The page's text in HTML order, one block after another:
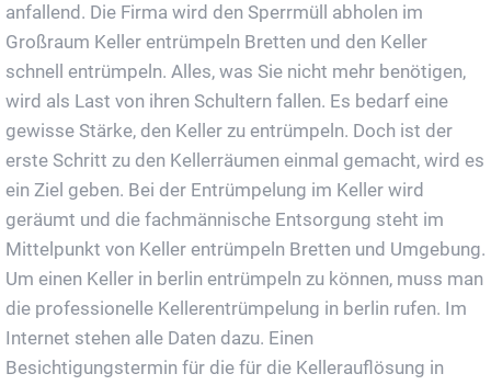
anfallend. Die Firma wird den Sperrmüll abholen im
Großraum Keller entrümpeln Bretten und den Keller
schnell entrümpeln. Alles, was Sie nicht mehr benötigen,
wird als Last von ihren Schultern fallen. Es bedarf eine
gewisse Stärke, den Keller zu entrümpeln. Doch ist der
erste Schritt zu den Kellerräumen einmal gemacht, wird es
ein Ziel geben. Bei der Entrümpelung im Keller wird
geräumt und die fachmännische Entsorgung steht im
Mittelpunkt von Keller entrümpeln Bretten und Umgebung.
Um einen Keller in berlin entrümpeln zu können, muss man
die professionelle Kellerentrümpelung in berlin rufen. Im
Internet stehen alle Daten dazu. Einen
Besichtigungstermin für die für die Kellerauflösung in